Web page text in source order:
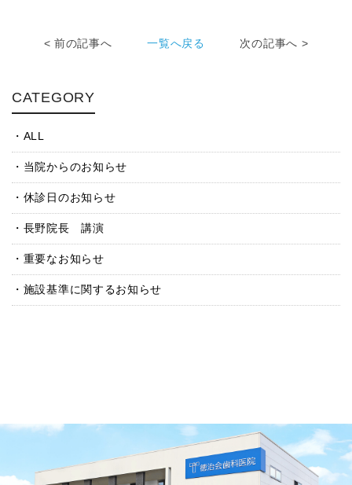
< 前の記事へ 一覧へ戻る 次の記事へ >
CATEGORY
ALL
当院からのお知らせ
休診日のお知らせ
長野院長 講演
重要なお知らせ
施設基準に関するお知らせ